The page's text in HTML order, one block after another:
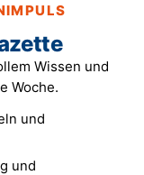
Wissen und
Woche.
und
und